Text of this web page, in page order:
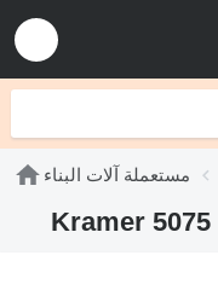
مستعملة آلات البناء